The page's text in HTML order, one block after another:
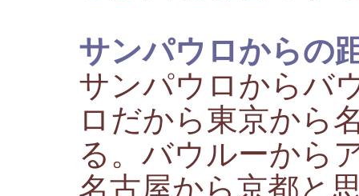
サンパウロからの
サンパウロからバ
ロだから東京から
る。バウルーから
名古屋から京都と